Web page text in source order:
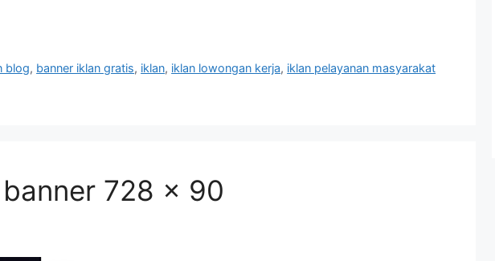
blog, banner iklan gratis, iklan, iklan lowongan kerja, iklan pelayanan masyarakat
728 x 90